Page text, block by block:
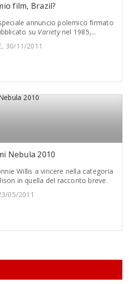
film, Brazil?
annuncio polemico firmato
su Varietynel 1985,...
30/11/2011
Nebula 2010
Willis a vincere nella categoria
in quella del racconto breve.
05/2011